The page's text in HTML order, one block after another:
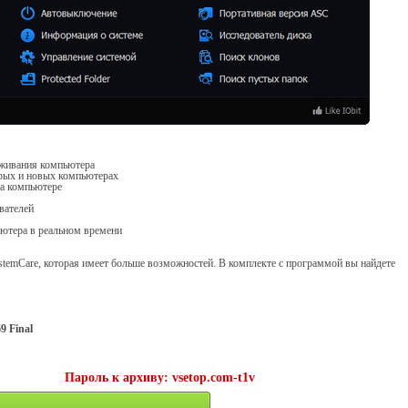
компьютера
и новых компьютерах
компьютере
в реальном времени
которая имеет больше возможностей. В комплекте с программой вы найдете
Final
Пароль к архиву: vsetop.com-t1v